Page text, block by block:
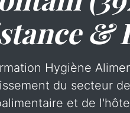
&
Hygiène
du secteur
et de